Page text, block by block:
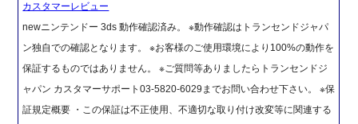
カスタマーレビュー
newニンテンドー 3ds 動作確認済み。 ※動作確認はトランセンドジャパ
ン独自での確認となります。 ※お客様のご使用環境により100%の動作を
保証するものではありません。 ※ご質問等ありましたらトランセンドジ
ャパン カスタマーサポート03-5820-6029までお問い合わせ下さい。 ※保
証規定概要 ・この保証は不正使用、不適切な取り付け改変等に関連する